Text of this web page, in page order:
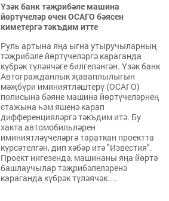
Үзәк банк тәҗрибәле машина
йөртүчеләр өчен ОСАГО бәясен
киметергә тәкъдим итте
Руль артына яңа ыгна утыручыларның
тәҗрибәле йөртүчеләргә караганда
күбрәк түләячәге билгеләнгән. Үзәк банк
Автогражданлык җаваплылыгын
мәҗбүри иминиятләштерү (ОСАГО)
полисына бәяне машина йөртүчеләрнең
стажына һәм яшенә карап
дифференцияләргә тәкъдим итә. Бу
хакта автомобильләрен
иминиятләүчеләргә тараткан проектта
күрсәтелгән, дип хәбәр итә "Известия".
Проект нигезендә, машинаны яңа йөртә
башлаучылар тәҗрибәлеләренә
караганда күбрәк түләячәк....